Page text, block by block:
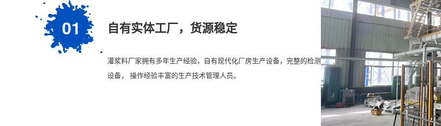
01 自有实体工厂，货源稳定
灌浆料厂家拥有多年生产经验，自有现代化厂房生产设备，完整的检测
设备， 操作经验丰富的生产技术管理人员。